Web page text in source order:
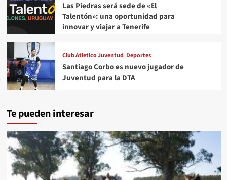
Las Piedras será sede de «El
Talentón»: una oportunidad para
innovar y viajar a Tenerife
Club Atletico Juventud Deportes
Santiago Corbo es nuevo jugador de
Juventud para la DTA
Te pueden interesar